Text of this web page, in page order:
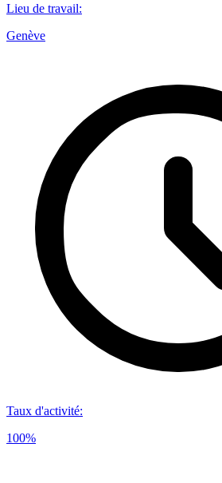
Lieu de travail:
Genève
Taux d'activité:
100%